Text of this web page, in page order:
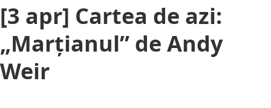
[3 apr] Cartea de azi:
„Marțianul” de Andy
Weir